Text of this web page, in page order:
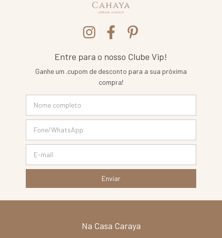
Entre para o nosso Clube Vip!
Ganhe um .cupom de desconto para a sua próxima
compra!
Na Casa Caraya